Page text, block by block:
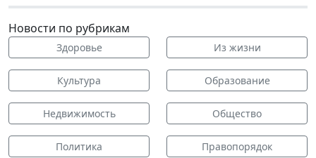
Новости по рубрикам
Здоровье Из жизни
Культура Образование
Недвижимость Общество
Политика Правопорядок